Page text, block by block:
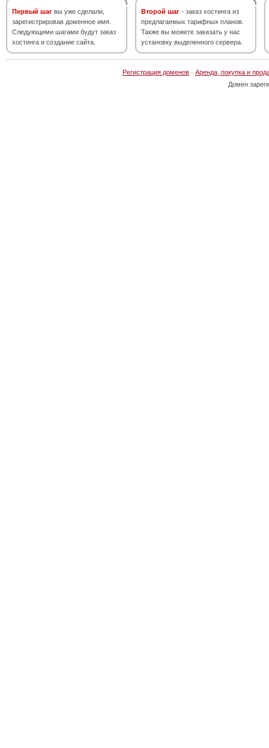
Первый шаг вы уже сделали,
зарегистрировав доменное имя.
Следующими шагами будут заказ
хостинга и создание сайта.
Второй шаг - заказ хостинга из
предлагаемых тарифных планов.
Также вы можете заказать у нас
установку выделенного сервера.
Регистрация доменов · Аренда, покупка и
Домен